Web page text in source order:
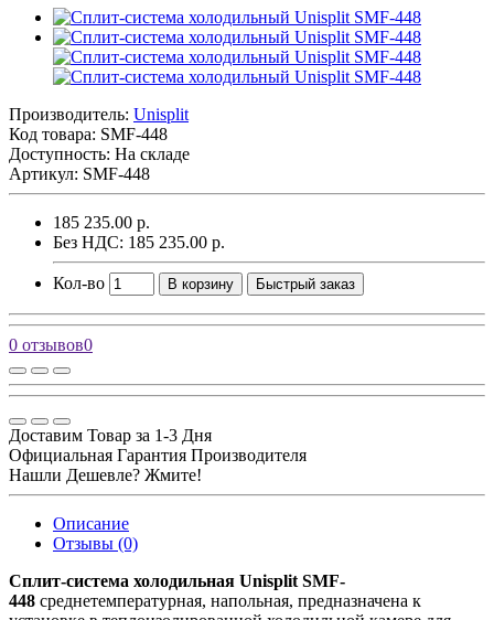
Производитель: Unisplit
Код товара: SMF-448
Доступность: На складе
Артикул: SMF-448
185 235.00 р.
Без НДС: 185 235.00 р.
Кол-во В корзину Быстрый заказ
0 отзывов0
Доставим Товар за 1-3 Дня
Официальная Гарантия Производителя
Нашли Дешевле? Жмите!
Описание
Отзывы (0)
Сплит-система холодильная Unisplit SMF-
448 среднетемпературная, напольная, предназначена к